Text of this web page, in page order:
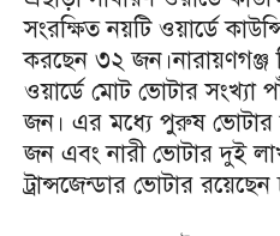
সংরক্ষিত নয়টি ওয়ার্ডে
করছেন ৩২ জন।নারায়ণগঞ্জ
ওয়ার্ডে মোট ভোটার সংখ্যা
জন। এর মধ্যে পুরুষ ভোটার
জন এবং নারী ভোটার দুই
ট্রান্সজেন্ডার ভোটার